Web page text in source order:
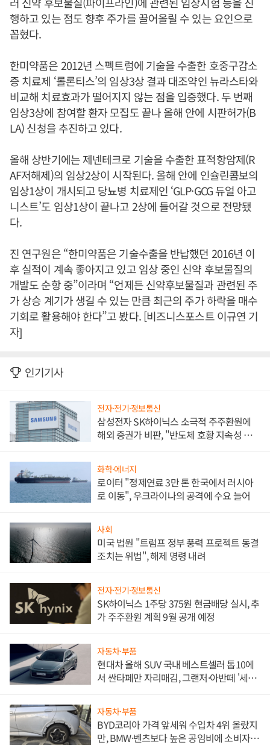
행하고 있는 점도 향후 주가를 끌어올릴 수 있는 요인으로
꼽혔다.
한미약품은 2012년 스펙트럼에 기술을 수출한 호중구감소
증 치료제 ‘롤론티스’의 임상3상 결과 대조약인 뉴라스타와
비교해 치료효과가 떨어지지 않는 점을 입증했다. 두 번째
임상3상에 참여할 환자 모집도 끝나 올해 안에 시판허가(B
LA) 신청을 추진하고 있다.
올해 상반기에는 제넨테크로 기술을 수출한 표적항암제(R
AF저해제)의 임상2상이 시작된다. 올해 안에 인슐린콤보의
임상1상이 개시되고 당뇨병 치료제인 ‘GLP·GCG 듀얼 아고
니스트’도 임상1상이 끝나고 2상에 들어갈 것으로 전망됐
다.
진 연구원은 “한미약품은 기술수출을 반납했던 2016년 이
후 실적이 계속 좋아지고 있고 임상 중인 신약 후보물질의
개발도 순항 중”이라며 “언제든 신약후보물질과 관련된 주
가 상승 계기가 생길 수 있는 만큼 최근의 주가 하락을 매수
기회로 활용해야 한다”고 봤다. [비즈니스포스트 이규연 기
자]
인기기사
전자·전기·정보통신
삼성전자 SK하이닉스 소극적 주주환원에
해외 증권가 비판, "반도체 호황 지속성 의
화학·에너지
로이터 "정제연료 3만 톤 한국에서 러시아
로 이동", 우크라이나의 공격에 수요 늘어
사회
미국 법원 "트럼프 정부 풍력 프로젝트 동결
조치는 위법", 해제 명령 내려
전자·전기·정보통신
SK하이닉스 1주당 375원 현금배당 실시, 추
가 주주환원 계획 9월 공개 예정
자동차·부품
현대차 올해 SUV 국내 베스트셀러 톱10에
서 싼타페만 자리매김, 그랜저·아반떼 '세단
자동차·부품
BYD코리아 가격 앞세워 수입차 4위 올랐지
만, BMW·벤츠보다 높은 공임비에 소비자